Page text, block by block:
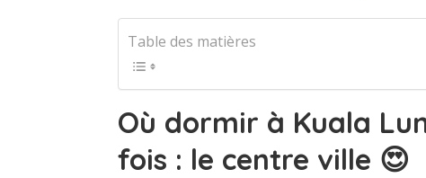
Table des matières
Où dormir à Kuala
fois : le centre ville 😍